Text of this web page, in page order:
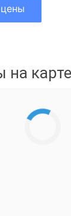
на